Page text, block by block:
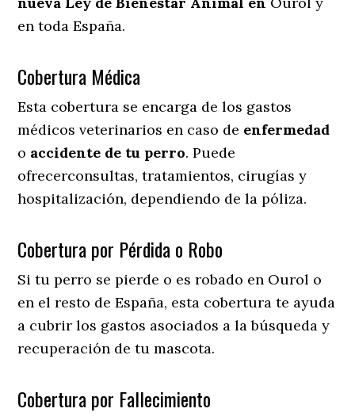
en toda España.
Cobertura Médica
Esta cobertura se encarga de los gastos
médicos veterinarios en caso de enfermedad
o accidente de tu perro. Puede
ofrecerconsultas, tratamientos, cirugías y
hospitalización, dependiendo de la póliza.
Cobertura por Pérdida o Robo
Si tu perro se pierde o es robado en Ourol o
en el resto de España, esta cobertura te ayuda
a cubrir los gastos asociados a la búsqueda y
recuperación de tu mascota.
Cobertura por Fallecimiento